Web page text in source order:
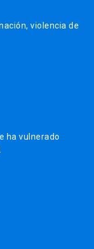
violencia de
ha vulnerado